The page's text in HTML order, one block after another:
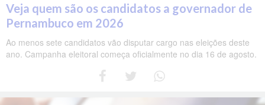
Veja quem são os candidatos a governador de
Pernambuco em 2026
Ao menos sete candidatos vão disputar cargo nas eleições deste
ano. Campanha eleitoral começa oficialmente no dia 16 de agosto.